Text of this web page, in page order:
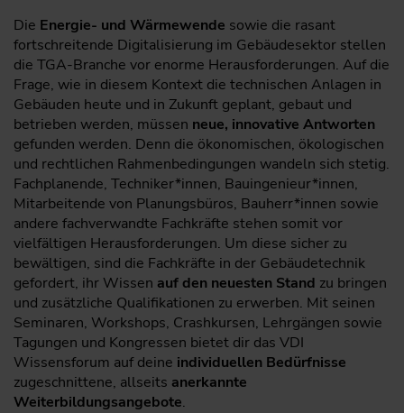
Die Energie- und Wärmewende sowie die rasant
fortschreitende Digitalisierung im Gebäudesektor stellen
die TGA-Branche vor enorme Herausforderungen. Auf die
Frage, wie in diesem Kontext die technischen Anlagen in
Gebäuden heute und in Zukunft geplant, gebaut und
betrieben werden, müssen neue, innovative Antworten
gefunden werden. Denn die ökonomischen, ökologischen
und rechtlichen Rahmenbedingungen wandeln sich stetig.
Fachplanende, Techniker*innen, Bauingenieur*innen,
Mitarbeitende von Planungsbüros, Bauherr*innen sowie
andere fachverwandte Fachkräfte stehen somit vor
vielfältigen Herausforderungen. Um diese sicher zu
bewältigen, sind die Fachkräfte in der Gebäudetechnik
gefordert, ihr Wissen auf den neuesten Stand zu bringen
und zusätzliche Qualifikationen zu erwerben. Mit seinen
Seminaren, Workshops, Crashkursen, Lehrgängen sowie
Tagungen und Kongressen bietet dir das VDI
Wissensforum auf deine individuellen Bedürfnisse
zugeschnittene, allseits anerkannte
Weiterbildungsangebote.